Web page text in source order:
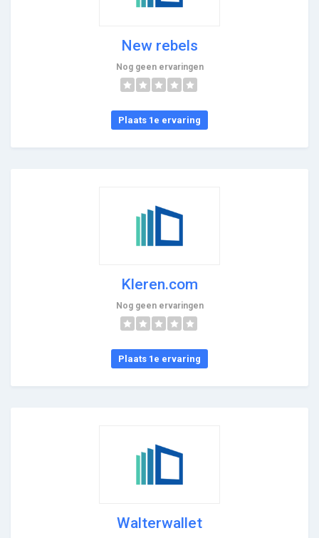
New rebels
Nog geen ervaringen
Plaats 1e ervaring
Kleren.com
Nog geen ervaringen
Plaats 1e ervaring
Walterwallet